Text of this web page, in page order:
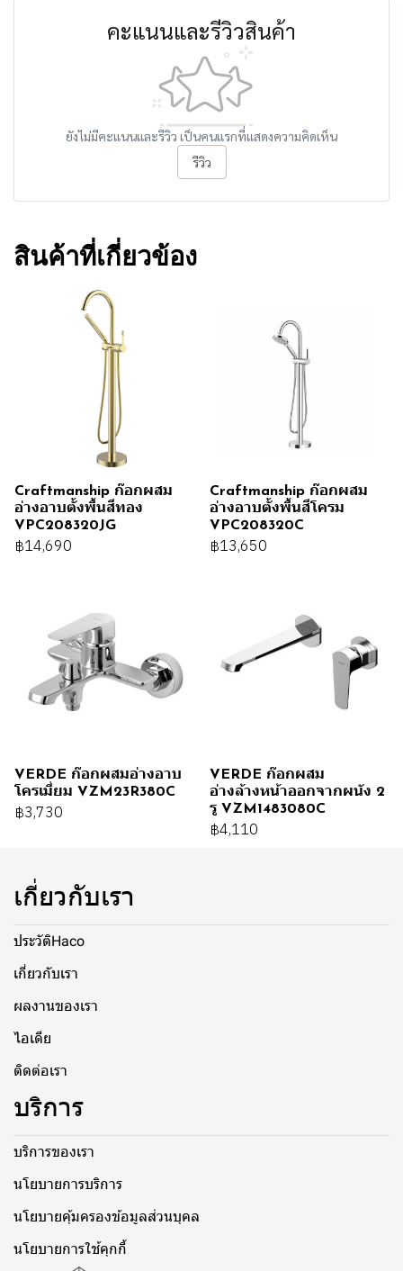
คะแนนและรีวิวสินค้า
ยังไม่มีคะแนนและรีวิว เป็นคนแรกที่แสดงความคิดเห็น
รีวิว
สินค้าที่เกี่ยวข้อง
Craftmanship ก๊อกผสม
อ่างอาบตั้งพื้นสีทอง
VPC208320JG
฿14,690
Craftmanship ก๊อกผสม
อ่างอาบตั้งพื้นสีโครม
VPC208320C
฿13,650
VERDE ก๊อกผสมอ่างอาบ
โครเมี่ยม VZM23R380C
฿3,730
VERDE ก๊อกผสม
อ่างล้างหน้าออกจากผนัง 2
รู VZM1483080C
฿4,110
เกี่ยวกับเรา
ประวัติHaco
เกี่ยวกับเรา
ผลงานของเรา
ไอเดีย
ติดต่อเรา
บริการ
บริการของเรา
นโยบายการบริการ
นโยบายคุ้มครองข้อมูลส่วนบุคล
นโยบายการใช้คุกกี้